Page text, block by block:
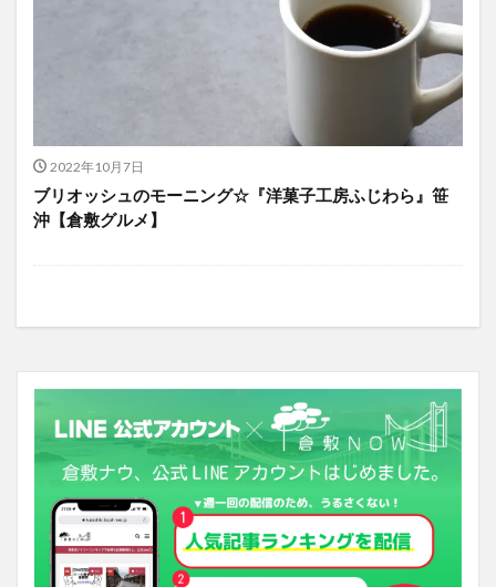
2022年10月7日
ブリオッシュのモーニング☆『洋菓子工房ふじわら』笹
沖【倉敷グルメ】